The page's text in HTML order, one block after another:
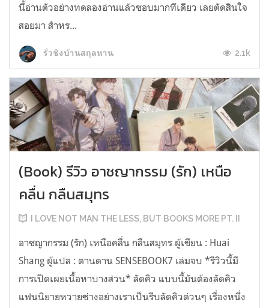
นี้อ่านตัวอย่างทดลองอ่านแล้วชอบมากทีเดียว เลยตัดสินใจ
สอยมา สำหร...
รั่วชิงบ้านสกุลหาน 2.1k
(Book) รีวิว อาชญากรรม (รัก) เหนือ
คลื่น กลืนสมุทร
I LOVE NOT MAN THE LESS, BUT BOOKS MORE PT. II
อาชญากรรม (รัก) เหนือคลื่น กลืนสมุทร ผู้เขียน : Huai
Shang ผู้แปล : ตานตาน SENSEBOOK7 เล่มจบ *รีวิวนี้มี
การเปิดเผยเนื้อหาบางส่วน* ลัดคิว แบบนี้มันต้องลัดคิว
แฟนนิยายหวายซ่างอย่างเราเป็นรีบลัดคิวด่วนๆ เรื่องหนึ่ง